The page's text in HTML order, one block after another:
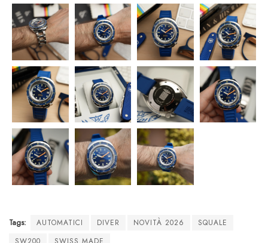
Tags: AUTOMATICI DIVER NOVITÀ 2026
SQUALE